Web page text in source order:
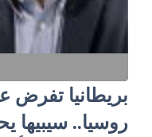
بريطانيا تفرض
روسيا.. سيبيها